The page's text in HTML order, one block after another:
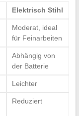
Elektrisch Stihl
Moderat, ideal
für Feinarbeiten
Abhängig von
der Batterie
Leichter
Reduziert